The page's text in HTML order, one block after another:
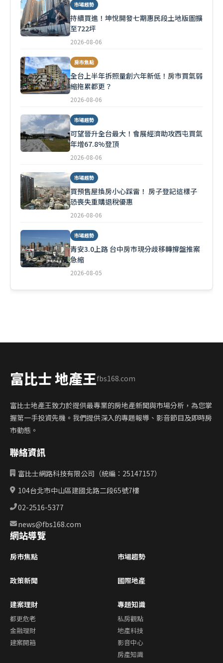
市場趨勢
持續買進！坤悅開發七期惠民段土地版圖擴
至722坪
2026-08-06
房市焦點
全台上半年拆照量創六年新低！房市買氣弱
縮拖累都更？
2026-08-06
市場趨勢
可望晉升全台最大！會展經濟助攻西屯買氣
年增67.8%登頂
2026-08-06
市場趨勢
買預售屋換房小心踩雷！ 房子登記這樣子
恐喪失重購退稅優惠
2026-08-06
市場趨勢
青安3.0上路 台中房市現分歧移轉撐盤推案
急縮
2026-08-05
富比士 地產王fbs168.com
富比士地產王致力於提供最專業的房地產新聞與市場分析，為您掌
握第一手投資先機。我們提供深入的專題報導、影音節目及即時房
市動態。
聯絡資訊
富比士網路科技有限公司（統編：25147157）
104台北市中山區建國北路二段65號7樓
02-2516-5377
news@fbs168.com
網站導覽
房市焦點 市場趨勢
政策新聞 國際地產
建案理財
都更危老
金融理財
建案開箱
專題知識
私房觀點
地產科技
影音中心
房產知識